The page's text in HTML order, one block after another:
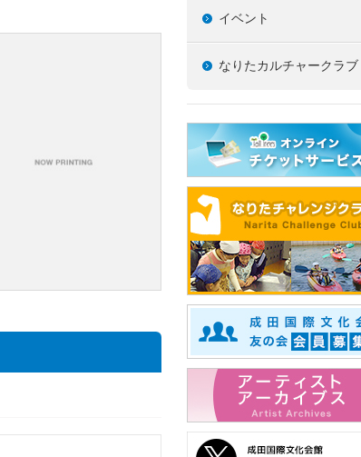
イベント
なりたカルチャークラブ